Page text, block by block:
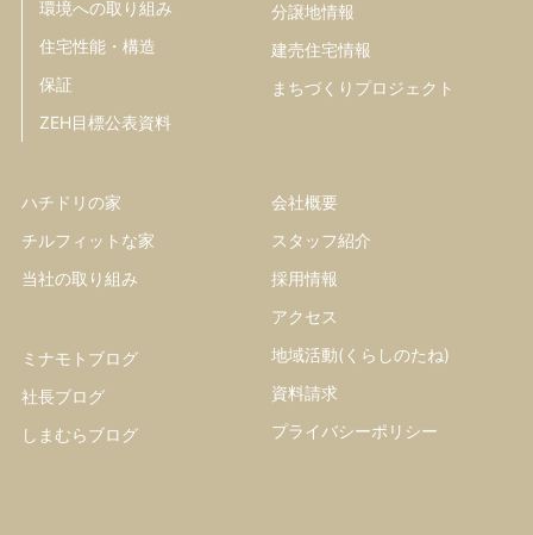
環境への取り組み
住宅性能・構造
保証
ZEH目標公表資料
分譲地情報
建売住宅情報
まちづくりプロジェクト
ハチドリの家
チルフィットな家
当社の取り組み
ミナモトブログ
社長ブログ
しまむらブログ
会社概要
スタッフ紹介
採用情報
アクセス
地域活動(くらしのたね)
資料請求
プライバシーポリシー